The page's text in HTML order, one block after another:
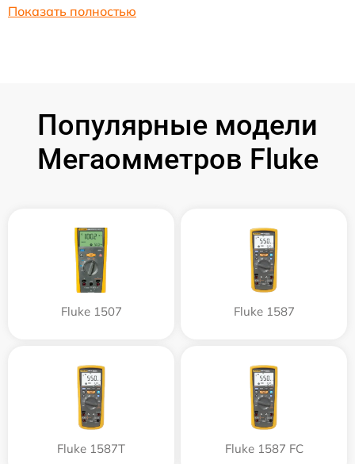
Показать полностью
Популярные модели
Мегаомметров Fluke
Fluke 1507 Fluke 1587
Fluke 1587T Fluke 1587 FC